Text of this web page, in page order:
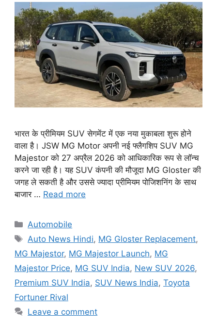
भारत के प्रीमियम SUV सेगमेंट में एक नया मुकाबला शुरू होने
वाला है। JSW MG Motor अपनी नई फ्लैगशिप SUV MG
Majestor को 27 अप्रैल 2026 को आधिकारिक रूप से लॉन्च
करने जा रही है। यह SUV कंपनी की मौजूदा MG Gloster की
जगह ले सकती है और उससे ज्यादा प्रीमियम पोजिशनिंग के साथ
बाजार … Read more
Categories
Automobile
Tags
Auto News Hindi, MG Gloster Replacement,
MG Majestor, MG Majestor Launch, MG
Majestor Price, MG SUV India, New SUV 2026,
Premium SUV India, SUV News India, Toyota
Fortuner Rival
Leave a comment